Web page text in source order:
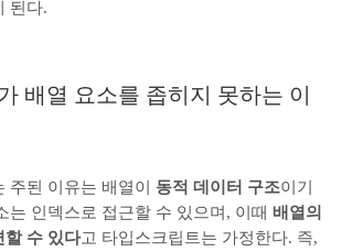
된다.
배열 요소를 좁히지 못하는 이
주된 이유는 배열이 동적 데이터 구조이기
는 인덱스로 접근할 수 있으며, 이때 배열의
할 수 있다고 타입스크립트는 가정한다. 즉,